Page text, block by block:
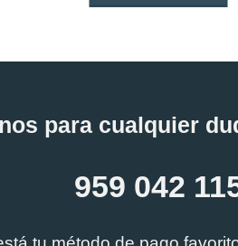
variantes.
se
para cualquier
959 042